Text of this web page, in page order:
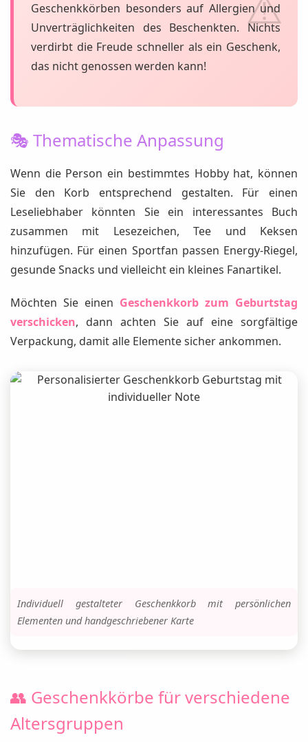
Geschenkkörben besonders auf Allergien und
Unverträglichkeiten des Beschenkten. Nichts
verdirbt die Freude schneller als ein Geschenk,
das nicht genossen werden kann!
🎭 Thematische Anpassung
Wenn die Person ein bestimmtes Hobby hat, können
Sie den Korb entsprechend gestalten. Für einen
Leseliebhaber könnten Sie ein interessantes Buch
zusammen mit Lesezeichen, Tee und Keksen
hinzufügen. Für einen Sportfan passen Energy-Riegel,
gesunde Snacks und vielleicht ein kleines Fanartikel.
Möchten Sie einen Geschenkkorb zum Geburtstag
verschicken, dann achten Sie auf eine sorgfältige
Verpackung, damit alle Elemente sicher ankommen.
Individuell gestalteter Geschenkkorb mit persönlichen
Elementen und handgeschriebener Karte
👥 Geschenkkörbe für verschiedene
Altersgruppen